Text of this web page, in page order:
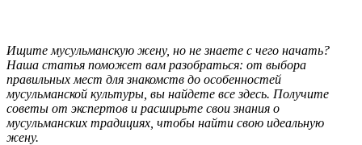
Ищите мусульманскую жену, но не знаете с чего начать?
Наша статья поможет вам разобраться: от выбора
правильных мест для знакомств до особенностей
мусульманской культуры, вы найдете все здесь. Получите
советы от экспертов и расширьте свои знания о
мусульманских традициях, чтобы найти свою идеальную
жену.